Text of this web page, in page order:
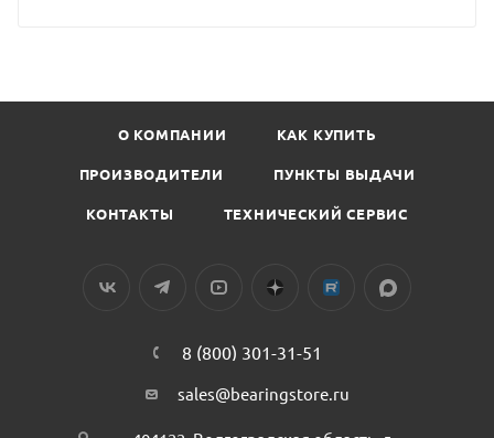
О КОМПАНИИ КАК КУПИТЬ
ПРОИЗВОДИТЕЛИ ПУНКТЫ ВЫДАЧИ
КОНТАКТЫ ТЕХНИЧЕСКИЙ СЕРВИС
8 (800) 301-31-51
sales@bearingstore.ru